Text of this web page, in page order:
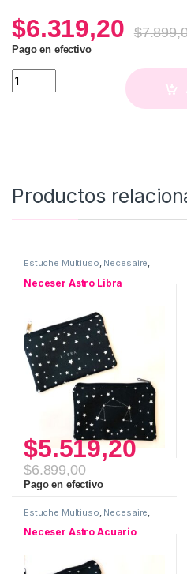
$6.319,20 $
Pago en efectivo
Bolsita para Auto Nature
Productos
Estuche Multiuso, Necesaire,
Neceser Astro Libra
$5.519,20
$6.899,00
Pago en efectivo
Estuche Multiuso Necesaire
Uso personal
Neceser Astro Acuario